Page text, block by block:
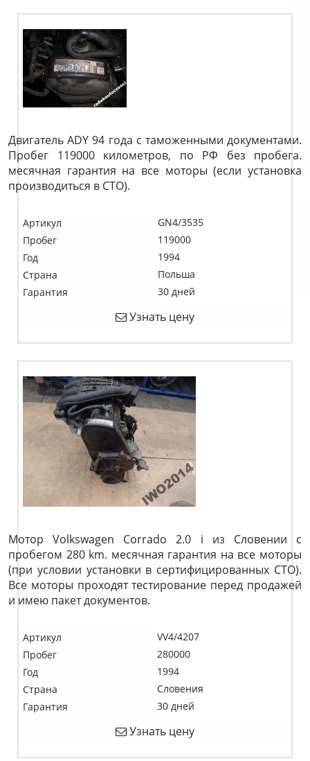
Двигатель ADY 94 года с таможенными документами.
Пробег 119000 километров, по РФ без пробега.
месячная гарантия на все моторы (если установка
производиться в СТО).
Артикул
GN4/3535
Пробег
119000
Год
1994
Страна
Польша
Гарантия
30 дней
Узнать цену
Мотор Volkswagen Corrado 2.0 i из Словении с
пробегом 280 km. месячная гарантия на все моторы
(при условии установки в сертифицированных СТО).
Все моторы проходят тестирование перед продажей
и имею пакет документов.
Артикул
VV4/4207
Пробег
280000
Год
1994
Страна
Словения
Гарантия
30 дней
Узнать цену